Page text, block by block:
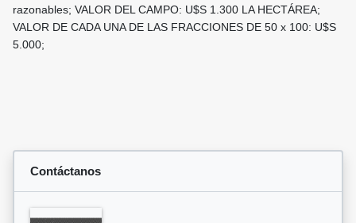
razonables; VALOR DEL CAMPO: U$S 1.300 LA HECTÁREA;
VALOR DE CADA UNA DE LAS FRACCIONES DE 50 x 100: U$S
5.000;
Contáctanos